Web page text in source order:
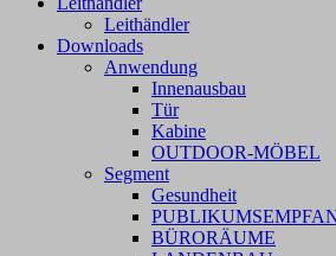
Leithändler
Downloads
Anwendung
Innenausbau
Tür
Kabine
OUTDOOR-MÖBEL
Segment
Gesundheit
BÜRORÄUME